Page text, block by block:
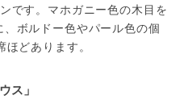
です。マホガニー色の木目を
ボルドー色やパール色の個
どあります。
ス」